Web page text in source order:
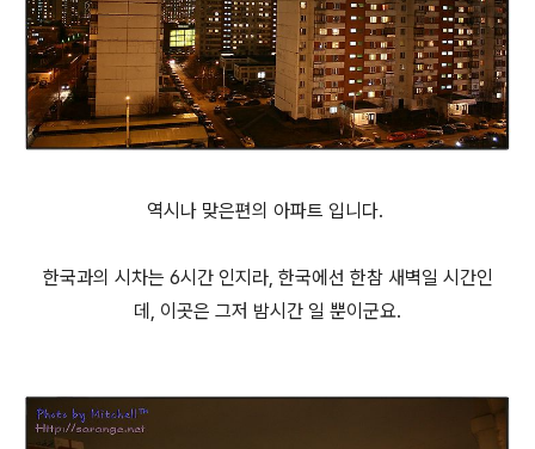
역시나 맞은편의 아파트 입니다.
한국과의 시차는 6시간 인지라, 한국에선 한참 새벽일 시간인
데, 이곳은 그저 밤시간 일 뿐이군요.